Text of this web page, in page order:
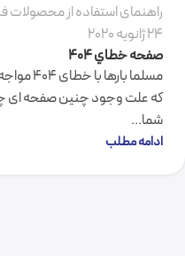
راهنمای استفاده از محصولات
24 ژانویه 2020
صفحه خطاي 404
مسلما
که علت وجود چنین صفحه ای
شما...
ادامه مطلب